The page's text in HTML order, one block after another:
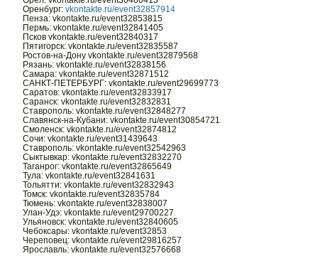
Оренбург: vkontakte.ru/event32857914
Пенза: vkontakte.ru/event32853815
Пермь: vkontakte.ru/event32841405
Псков vkontakte.ru/event32840317
Пятигорск: vkontakte.ru/event32835587
Ростов-на-Дону vkontakte.ru/event32879568
Рязань: vkontakte.ru/event32838156
Самара: vkontakte.ru/event32871512
САНКТ-ПЕТЕРБУРГ: vkontakte.ru/event29699773
Саратов: vkontakte.ru/event32833917
Саранск: vkontakte.ru/event32832831
Ставрополь: vkontakte.ru/event32848277
Славянск-на-Кубани: vkontakte.ru/event30854721
Смоленск: vkontakte.ru/event32874812
Сочи: vkontakte.ru/event31439643
Ставрополь: vkontakte.ru/event32542963
Сыктывкар: vkontakte.ru/event32832270
Таганрог: vkontakte.ru/event32865649
Тула: vkontakte.ru/event32841631
Тольятти: vkontakte.ru/event32832943
Томск: vkontakte.ru/event32835784
Тюмень: vkontakte.ru/event32838007
Улан-Удэ: vkontakte.ru/event29700227
Ульяновск: vkontakte.ru/event32840605
Чебоксары: vkontakte.ru/event32853
Череповец: vkontakte.ru/event29816257
Ярославль: vkontakte.ru/event32576668